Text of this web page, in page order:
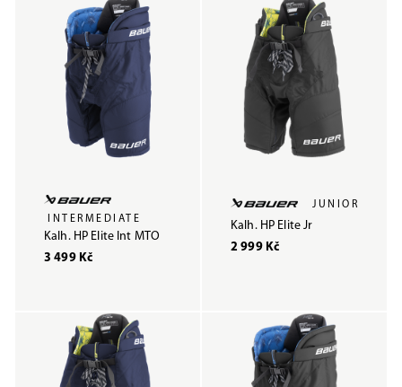
INTERMEDIATE
Kalh. HP Elite Int MTO
3 499 Kč
JUNIOR
Kalh. HP Elite Jr
2 999 Kč